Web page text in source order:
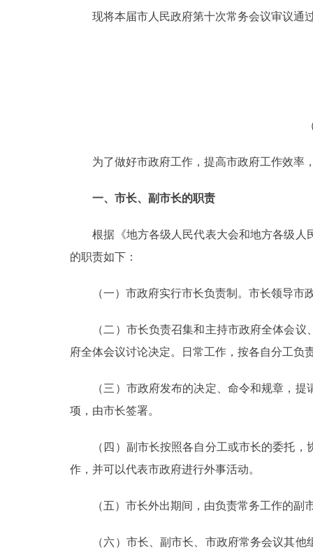
决策公开
参与调查
绿色北京
ENGLISH
现将本届市人民政府第十次常务会议审议通
为了做好市政府工作，提高市政府工作效率
一、市长、副市长的职责
根据《地方各级人民代表大会和地方各级人
的职责如下：
（一）市政府实行市长负责制。市长领导市
（二）市长负责召集和主持市政府全体会议
府全体会议讨论决定。日常工作，按各自分工负
（三）市政府发布的决定、命令和规章，提
项，由市长签署。
（四）副市长按照各自分工或市长的委托，
作，并可以代表市政府进行外事活动。
（五）市长外出期间，由负责常务工作的副
（六）市长、副市长、市政府常务会议其他